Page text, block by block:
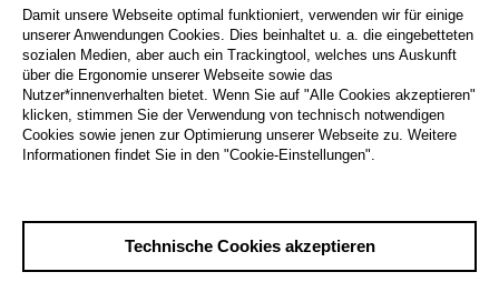
Damit unsere Webseite optimal funktioniert, verwenden wir für einige
unserer Anwendungen Cookies. Dies beinhaltet u. a. die eingebetteten
sozialen Medien, aber auch ein Trackingtool, welches uns Auskunft
über die Ergonomie unserer Webseite sowie das
Nutzer*innenverhalten bietet. Wenn Sie auf "Alle Cookies akzeptieren"
klicken, stimmen Sie der Verwendung von technisch notwendigen
Cookies sowie jenen zur Optimierung unserer Webseite zu. Weitere
Informationen findet Sie in den "Cookie-Einstellungen".
Technische Cookies akzeptieren